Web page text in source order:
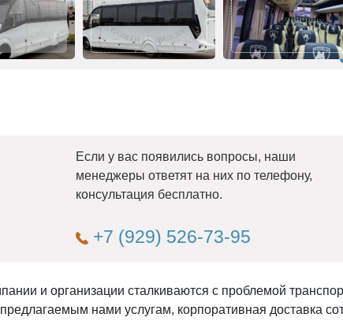
Если у вас появились вопросы, наши
менеджеры ответят на них по телефону,
консультация бесплатно.
+7 (929) 526-73-95
и организации сталкиваются с проблемой
нами услугам, корпоративная доставка